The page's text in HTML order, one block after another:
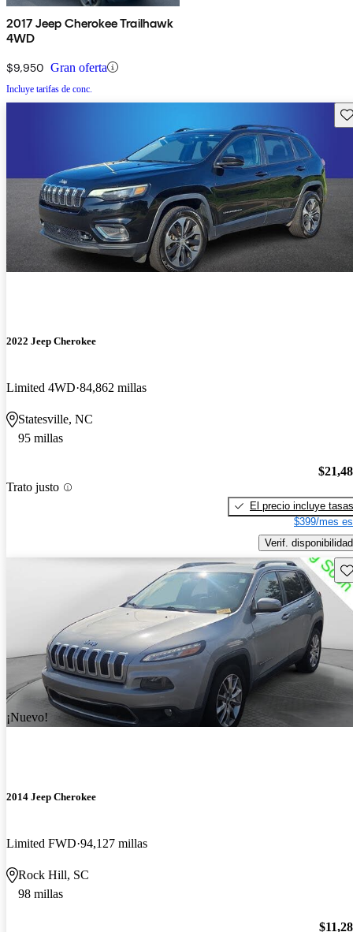
2017 Jeep Cherokee Trailhawk
4WD
$9,950 Gran oferta
Incluye tarifas de conc.
2022 Jeep Cherokee
Limited 4WD 84,862 millas
Statesville, NC
95 millas
Trato justo
El precio incluye tasas
$399/mes
Verif. disponibilidad
¡Nuevo!
2014 Jeep Cherokee
Limited FWD 94,127 millas
Rock Hill, SC
98 millas